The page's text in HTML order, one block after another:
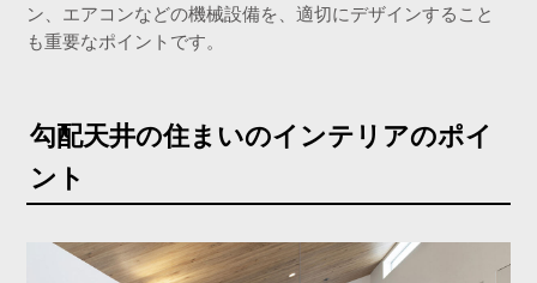
ン、エアコンなどの機械設備を、適切にデザインすること
も重要なポイントです。
勾配天井の住まいのインテリアのポイ
ント